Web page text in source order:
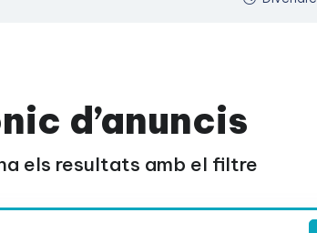
d’anuncis
els resultats amb el filtre